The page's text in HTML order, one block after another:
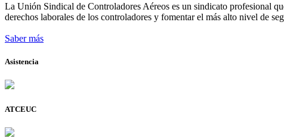
La Unión Sindical de Controladores Aéreos es un sindicato profesional
derechos laborales de los controladores y fomentar el más alto nivel de
Saber más
Asistencia
ATCEUC